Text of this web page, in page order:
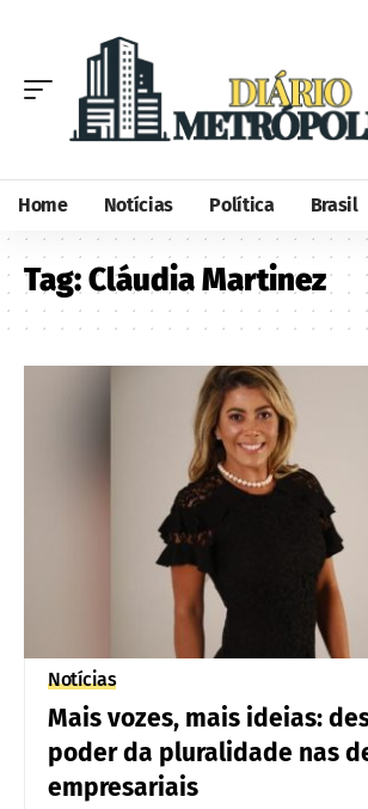
Home Notícias Política Brasil
Tag:Cláudia Martinez
Notícias
Mais vozes, mais ideias:
poder da pluralidade nas
empresariais